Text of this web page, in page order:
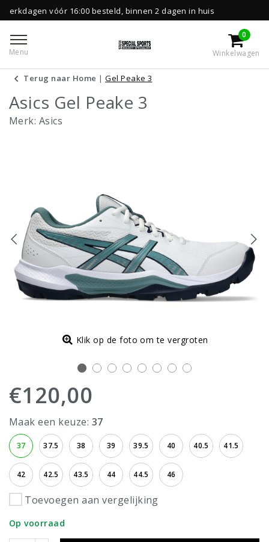
16:00 besteld, binnen 2 dagen in huis
Menu
0
Winkelwagen
Terug naar Home |Gel Peake 3
Asics Gel Peake 3
Merk: Asics
Klik op de foto om te vergroten
€120,00
Maak een keuze: 37
37 37.5 38 39 39.5 40 40.5 41.5
42 42.5 43.5 44 44.5 46
Toevoegen aan vergelijking
Op voorraad